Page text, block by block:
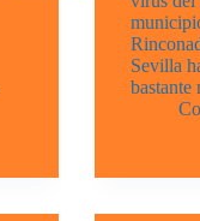
Sevilla